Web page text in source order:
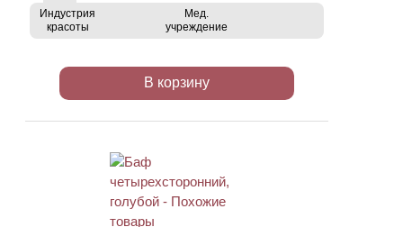
Индустрия
красоты
Мед.
учреждение
В корзину